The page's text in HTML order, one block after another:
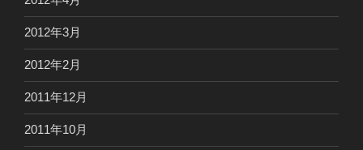
2012年3月
2012年2月
2011年12月
2011年10月